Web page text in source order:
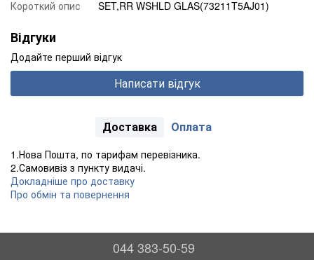
Короткий опис SET,RR WSHLD GLAS(73211T5AJ01)
Відгуки
Додайте перший відгук
Написати відгук
Доставка Оплата
1.Нова Пошта, по тарифам перевізника.
2.Самовивіз з пункту видачі.
Докладніше про доставку
Про обмін та повернення
044 383-50-59